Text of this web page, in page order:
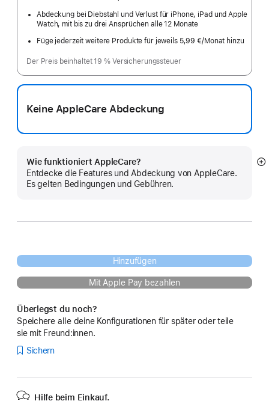
Abdeckung bei Diebstahl und Verlust für iPhone, iPad und Apple
Watch, mit bis zu drei Ansprüchen alle 12 Monate
Füge jederzeit weitere Produkte für jeweils 5,99 €/Monat hinzu
Der Preis beinhaltet 19 % Versicherungssteuer
Keine AppleCare Abdeckung
Wie funktioniert AppleCare?
Entdecke die Features und Abdeckung von AppleCare.
Es gelten Bedingungen und Gebühren.
Hinzufügen
Mit Apple Pay bezahlen
Überlegst du noch?
Speichere alle deine Konfigurationen für später oder teile
sie mit Freund:innen.
Sichern
Hilfe beim Einkauf.